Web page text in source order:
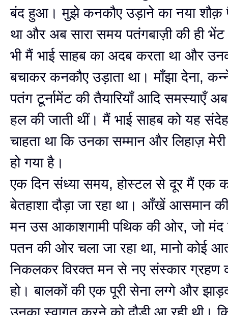
बंद हुआ। मुझे कनकौए उड़ाने का नया शौक़
था और अब सारा समय पतंगबाज़ी की ही भेंट
भी मैं भाई साहब का अदब करता था और
बचाकर कनकौए उड़ाता था। माँझा देना,
पतंग टूर्नामेंट की तैयारियाँ आदि समस्याएँ
हल की जाती थीं। मैं भाई साहब को यह
चाहता था कि उनका सम्मान और लिहाज़
हो गया है।
एक दिन संध्या समय, होस्टल से दूर मैं
बेतहाशा दौड़ा जा रहा था। आँखें आसमान
मन उस आकाशगामी पथिक की ओर, जो मंद
पतन की ओर चला जा रहा था, मानो कोई
निकलकर विरक्त मन से नए संस्कार ग्रहण
हो। बालकों की एक पूरी सेना लग्गे और